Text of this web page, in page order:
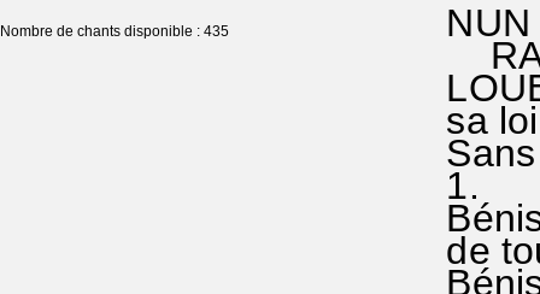
Nombre de chants disponible : 435 NUN
RA
sa
de